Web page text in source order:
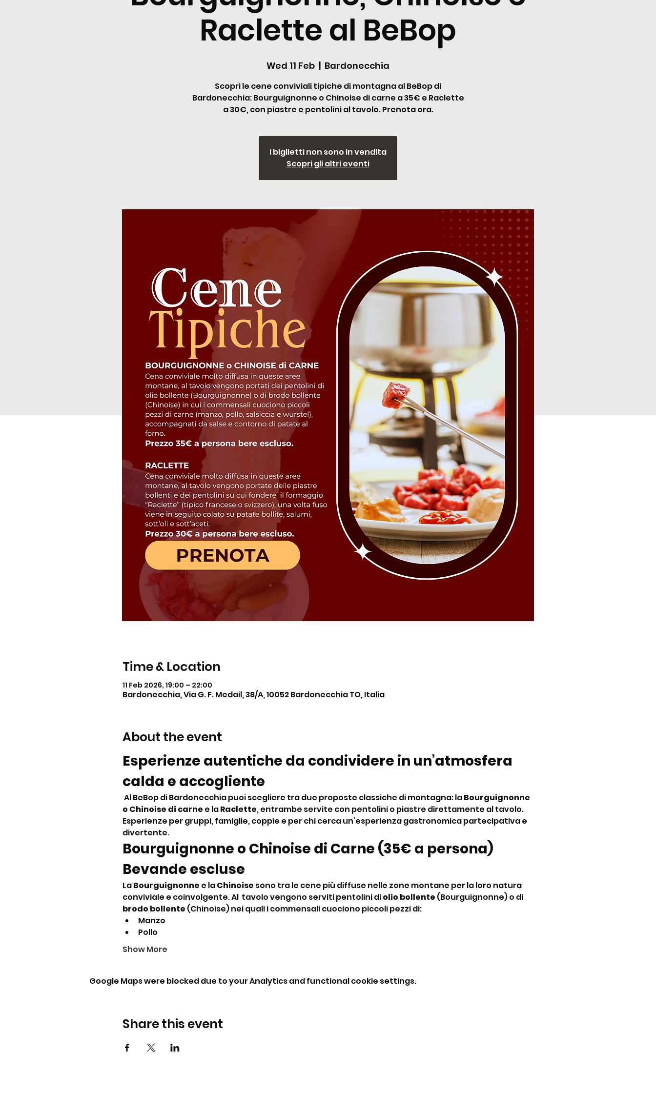
Raclette al BeBop
Wed 11 Feb
  |
Bardonecchia
Scopri le cene conviviali tipiche di montagna al BeBop di
Bardonecchia: Bourguignonne o Chinoise di carne a 35€ e Raclette
a 30€, con piastre e pentolini al tavolo. Prenota ora.
I biglietti non sono in vendita
Scopri gli altri eventi
Time & Location
11 Feb 2026, 19:00 – 22:00
Bardonecchia, Via G. F. Medail, 38/A, 10052 Bardonecchia TO, Italia
About the event
Esperienze autentiche da condividere in un’atmosfera
calda e accogliente
Al BeBop di Bardonecchia puoi scegliere tra due proposte classiche di montagna: la Bourguignonne
o Chinoise di carne e la Raclette, entrambe servite con pentolini o piastre direttamente al tavolo.
Esperienze per gruppi, famiglie, coppie e per chi cerca un’esperienza gastronomica partecipativa e
divertente.
Bourguignonne o Chinoise di Carne (35€ a persona)
Bevande escluse
La Bourguignonne e la Chinoise sono tra le cene più diffuse nelle zone montane per la loro natura
conviviale e coinvolgente. Al  tavolo vengono serviti pentolini di olio bollente (Bourguignonne) o di
brodo bollente (Chinoise) nei quali i commensali cuociono piccoli pezzi di:
Manzo
Pollo
Show More
Google Maps were blocked due to your Analytics and functional cookie settings.
Share this event